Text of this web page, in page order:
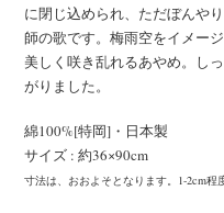
に閉じ込められ、ただぼんや
師の歌です。梅雨空をイメー
美しく咲き乱れるあやめ。し
がりました。
綿100%[特岡]・日本製
サイズ : 約36×90cm
寸法は、おおよそとなります。1-2cm程